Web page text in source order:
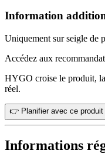
Information
Uniquement sur seigle de
Accédez aux
HYGO croise le produit,
réel.
👉 Planifier avec ce produit
Informations